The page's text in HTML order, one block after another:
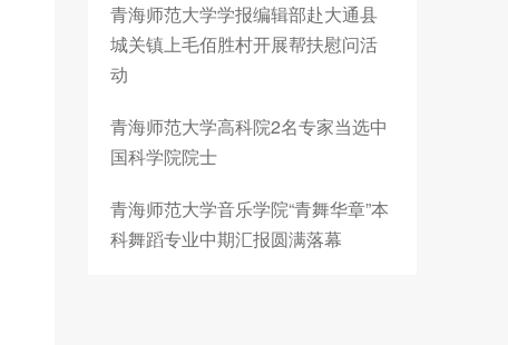
青海师范大学学报编辑部赴大通县
城关镇上毛佰胜村开展帮扶慰问活
动
青海师范大学高科院2名专家当选中
国科学院院士
青海师范大学音乐学院“青舞华章”本
科舞蹈专业中期汇报圆满落幕